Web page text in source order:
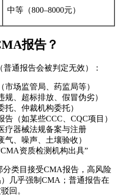
中等（800–8000元）
报告？
通报告会被判定无效）：
场监管局、药监局等）
、超标排放、假冒伪劣）
、仲裁机构委托）
（如某些CCC、CQC项目）
疗器械法规备案与注册
、噪声、土壤验收）
资质检测机构出具”
类目接受CMA报告，高风险
几乎强制CMA；普通报告在
回。